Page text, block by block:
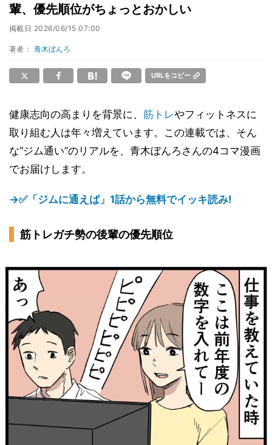
輩、優先順位がちょっとおかしい
掲載日 2026/06/15 07:00
著者： 青木ぼんろ
URLをコピー
健康志向の高まりを背景に、 筋トレやフィットネスに
取り組む人は年々増えています。この連載では、そん
な“ジム通い”のリアルを、青木ぼんろさんの4コマ漫画
でお届けします。
→✅「ジムに通えば」1話から無料でイッキ読み!
筋トレガチ勢の後輩の優先順位